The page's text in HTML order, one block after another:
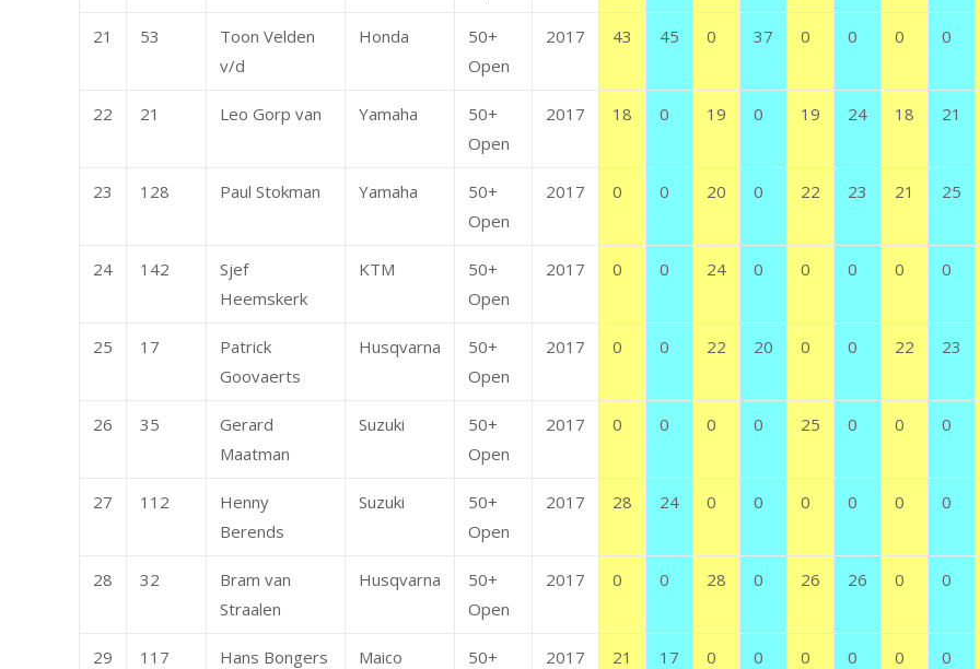
21 53
Toon Velden
v/d
Honda
50+
Open
2017 43 45 0 37 0 0 0 0
22 21 Leo Gorp van Yamaha
50+
Open
2017 18 0 19 0 19 24 18 21
23 128 Paul Stokman Yamaha
50+
Open
2017 0 0 20 0 22 23 21 25
24 142
Sjef
Heemskerk
KTM
50+
Open
2017 0 0 24 0 0 0 0 0
25 17
Patrick
Goovaerts
Husqvarna
50+
Open
2017 0 0 22 20 0 0 22 23
26 35
Gerard
Maatman
Suzuki
50+
Open
2017 0 0 0 0 25 0 0 0
27 112
Henny
Berends
Suzuki
50+
Open
2017 28 24 0 0 0 0 0 0
28 32
Bram van
Straalen
Husqvarna
50+
Open
2017 0 0 28 0 26 26 0 0
29 117 Hans Bongers Maico
50+
2017 21 17 0 0 0 0 0 0